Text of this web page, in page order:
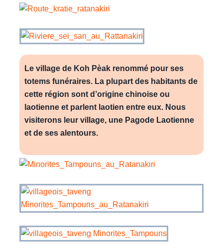
Le village de Koh Pèak renommé pour ses
totems funéraires. La plupart des habitants de
cette région sont d’origine chinoise ou
laotienne et parlent laotien entre eux. Nous
visiterons leur village, une Pagode Laotienne
et de ses alentours.